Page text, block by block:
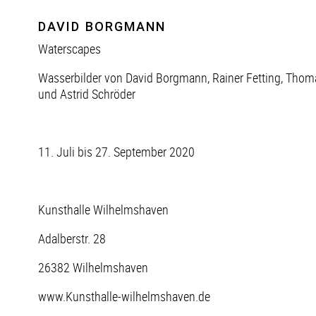
DAVID BORGMANN
Waterscapes
Wasserbilder von David Borgmann, Rainer Fetting,
und Astrid Schröder
11. Juli bis 27. September 2020
Kunsthalle Wilhelmshaven
Adalberstr. 28
26382 Wilhelmshaven
www.Kunsthalle-wilhelmshaven.de